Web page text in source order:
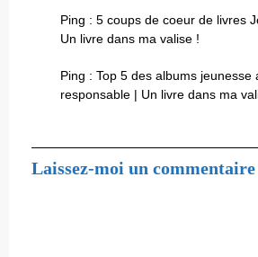
Ping : 5 coups de coeur de livres
Un livre dans ma valise !
Ping : Top 5 des albums jeunesse
responsable | Un livre dans ma
Laissez-moi un commentaire